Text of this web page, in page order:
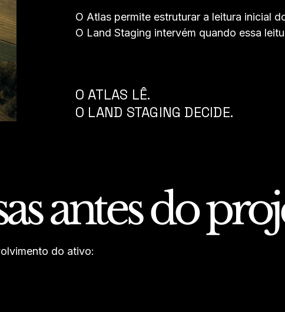
O Atlas permite estruturar a leitura inicial
O Land Staging intervém quando essa
O ATLAS LÊ.
O LAND STAGING DECIDE.
antes do
do ativo: